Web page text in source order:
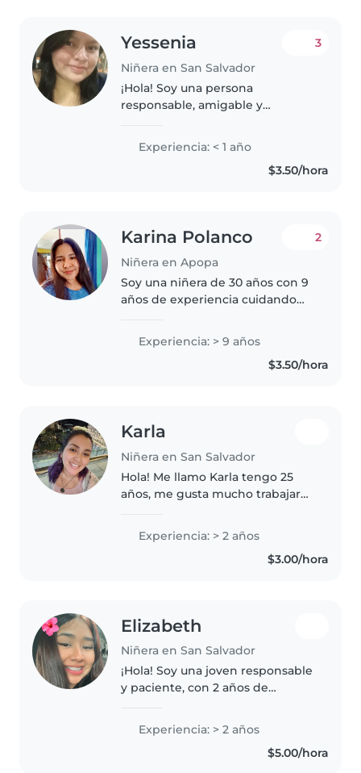
Yessenia
Niñera en San Salvador
3
¡Hola! Soy una persona
responsable, amigable y
niños. Aunque no tengo
experiencia previa, tengo
habilidades como dibujar, leer
Experiencia: < 1 año
$3.50/hora
Karina Polanco
Niñera en Apopa
2
Soy una niñera de 30 años con 9
años de experiencia cuidando
pequeños. Soy conocida por ser
responsable, amigable y
empática. Puedo ayudar con
Experiencia: > 9 años
$3.50/hora
Karla
Niñera en San Salvador
Hola! Me llamo Karla tengo 25
años, me gusta mucho trabajar
mucho jugar con ellos. He tenido
diversas experiencias con
Experiencia: > 2 años
$3.00/hora
Elizabeth
Niñera en San Salvador
¡Hola! Soy una joven responsable
y paciente, con 2 años de
todas las edades. Me encanta
dibujar, música y jugar con los
Experiencia: > 2 años
$5.00/hora